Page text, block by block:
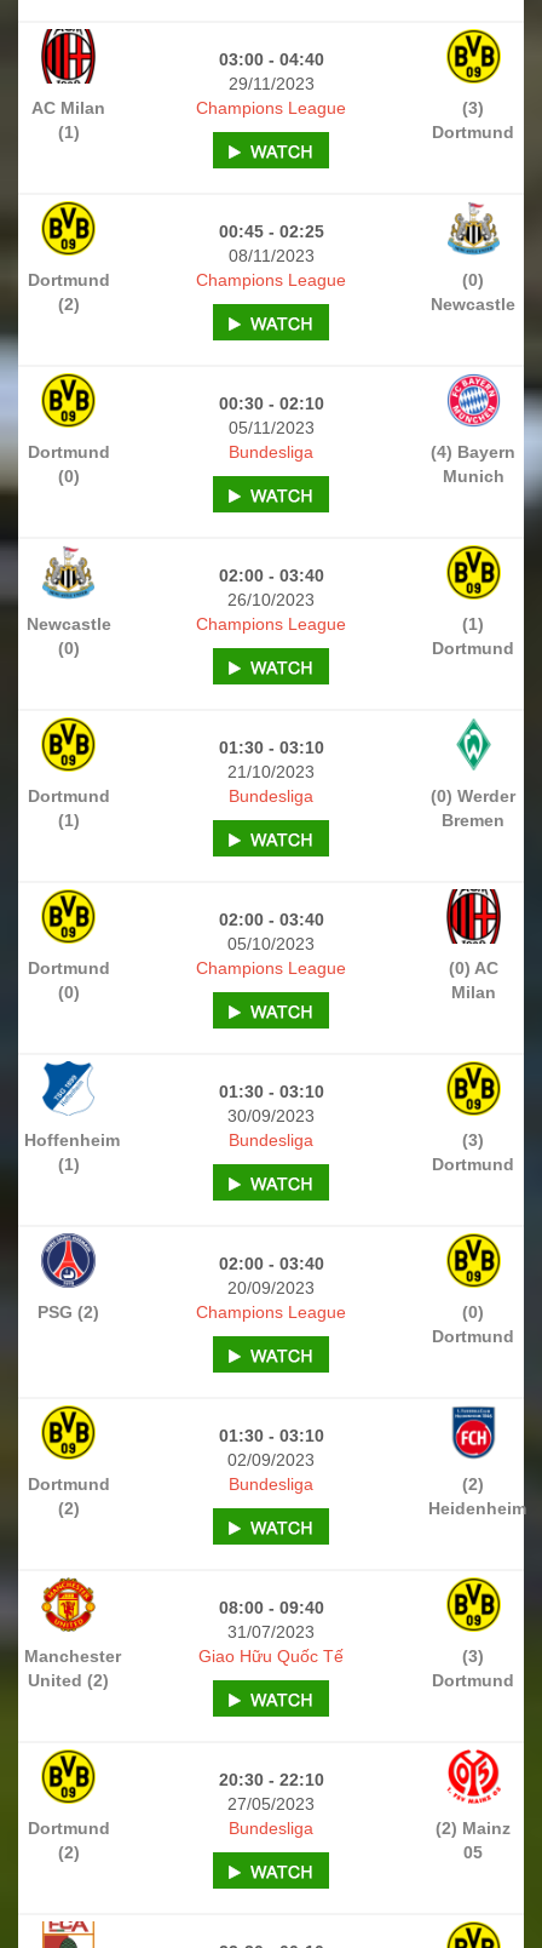
03:00 - 04:40
29/11/2023
AC Milan
(1)
(3)
Dortmund
Champions League
00:45 - 02:25
08/11/2023
Dortmund
(2)
(0)
Newcastle
Champions League
00:30 - 02:10
05/11/2023
Dortmund
(0)
(4) Bayern
Munich
Bundesliga
02:00 - 03:40
26/10/2023
Newcastle
(0)
(1)
Dortmund
Champions League
01:30 - 03:10
21/10/2023
Dortmund
(1)
(0) Werder
Bremen
Bundesliga
02:00 - 03:40
05/10/2023
Dortmund
(0)
(0) AC
Milan
Champions League
01:30 - 03:10
30/09/2023
Hoffenheim
(1)
(3)
Dortmund
Bundesliga
02:00 - 03:40
20/09/2023
PSG (2)
(0)
Dortmund
Champions League
01:30 - 03:10
02/09/2023
Dortmund
(2)
(2)
Heidenheim
Bundesliga
08:00 - 09:40
31/07/2023
Manchester
United (2)
(3)
Dortmund
Giao Hữu Quốc Tế
20:30 - 22:10
27/05/2023
Dortmund
(2)
(2) Mainz
05
Bundesliga